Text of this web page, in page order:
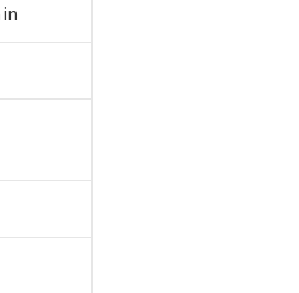
」をご確認ください。
または開示しないようお願いしま
て、当社および当社の共同利用者
範囲で利用することをご了承くだ
共同利用者の範囲」に記載されて
す。
刻な影響を及ぼさない年数を意
容を当該第三者に通知します。
それがある場合は、取り引きをい
はお客様担当のオムロン制御